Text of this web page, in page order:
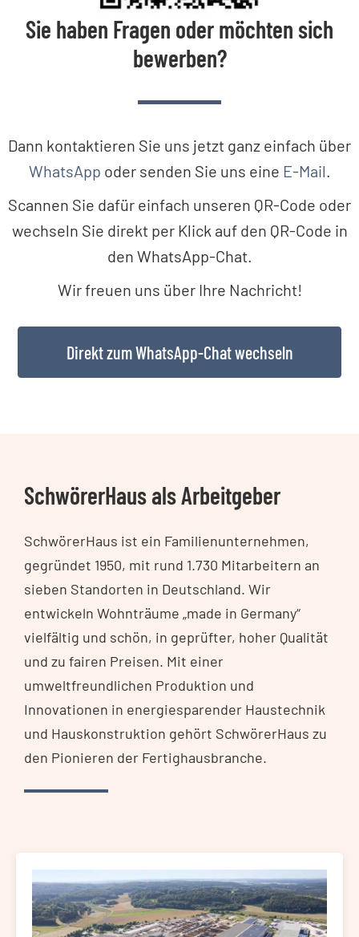
Sie haben Fragen oder möchten sich
bewerben?
Dann kontaktieren Sie uns jetzt ganz einfach über
WhatsApp oder senden Sie uns eine E-Mail.
Scannen Sie dafür einfach unseren QR-Code oder
wechseln Sie direkt per Klick auf den QR-Code in
den WhatsApp-Chat.
Wir freuen uns über Ihre Nachricht!
Direkt zum WhatsApp-Chat wechseln
SchwörerHaus als Arbeitgeber
SchwörerHaus ist ein Familienunternehmen,
gegründet 1950, mit rund 1.730 Mitarbeitern an
sieben Standorten in Deutschland. Wir
entwickeln Wohnträume „made in Germany“
vielfältig und schön, in geprüfter, hoher Qualität
und zu fairen Preisen. Mit einer
umweltfreundlichen Produktion und
Innovationen in energiesparender Haustechnik
und Hauskonstruktion gehört SchwörerHaus zu
den Pionieren der Fertighausbranche.